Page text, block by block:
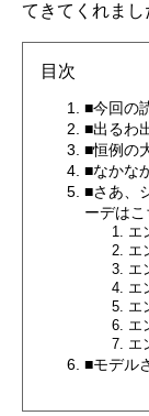
てきてくれまし
目次
■今回の
■出るわ
■恒例の
■なかな
■さあ、
ーデはこ
エ
エ
エ
エ
エ
エ
エ
■モデル